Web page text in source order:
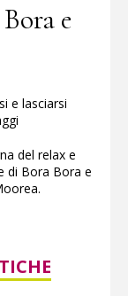
e
e lasciarsi
del relax e
di Bora Bora e